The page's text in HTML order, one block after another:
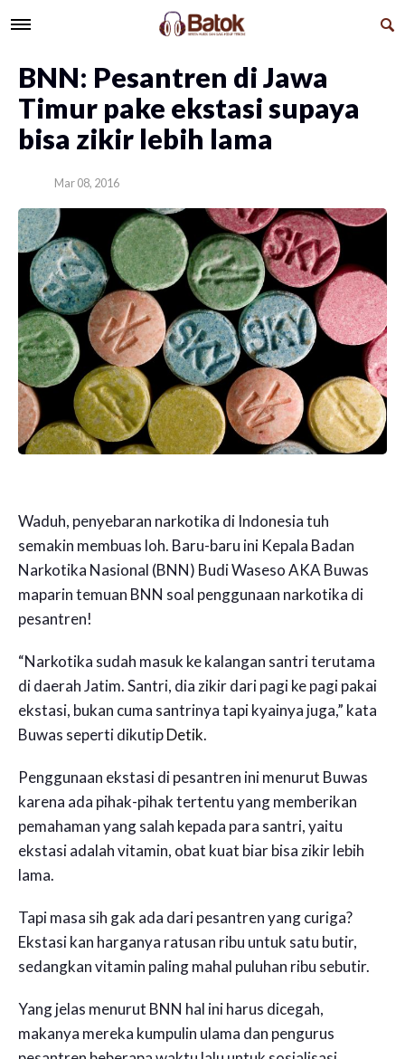
BNN: Pesantren di Jawa
Timur pake ekstasi supaya
bisa zikir lebih lama
Mar 08, 2016
Waduh, penyebaran narkotika di Indonesia tuh
semakin membuas loh. Baru-baru ini Kepala Badan
Narkotika Nasional (BNN) Budi Waseso AKA Buwas
maparin temuan BNN soal penggunaan narkotika di
pesantren!
“Narkotika sudah masuk ke kalangan santri terutama
di daerah Jatim. Santri, dia zikir dari pagi ke pagi pakai
ekstasi, bukan cuma santrinya tapi kyainya juga,” kata
Buwas seperti dikutipDetik.
Penggunaan ekstasi di pesantren ini menurut Buwas
karena ada pihak-pihak tertentu yang memberikan
pemahaman yang salah kepada para santri, yaitu
ekstasi adalah vitamin, obat kuat biar bisa zikir lebih
lama.
Tapi masa sih gak ada dari pesantren yang curiga?
Ekstasi kan harganya ratusan ribu untuk satu butir,
sedangkan vitamin paling mahal puluhan ribu sebutir.
Yang jelas menurut BNN hal ini harus dicegah,
makanya mereka kumpulin ulama dan pengurus